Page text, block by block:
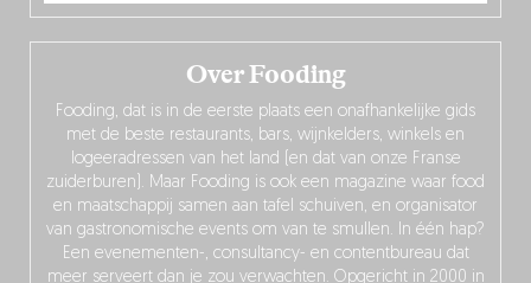
Over Fooding
Fooding, dat is in de eerste plaats een onafhankelijke gids
met de beste restaurants, bars, wijnkelders, winkels en
logeeradressen van het land (en dat van onze Franse
zuiderburen). Maar Fooding is ook een magazine waar food
en maatschappij samen aan tafel schuiven, en organisator
van gastronomische events om van te smullen. In één hap?
Een evenementen-, consultancy- en contentbureau dat
meer serveert dan je zou verwachten. Opgericht in 2000 in